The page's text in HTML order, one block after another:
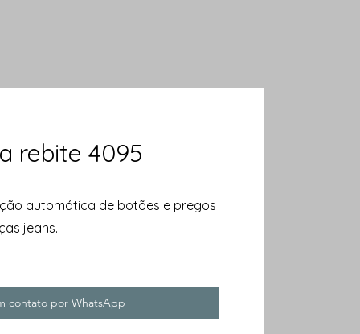
rebite 4095
automática de botões e pregos
jeans.
contato por WhatsApp